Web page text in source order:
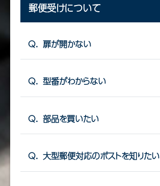
郵便受けについて
Q. 扉が開かない
Q. 型番がわからない
Q. 部品を買いたい
Q. 大型郵便対応のポストを知りたい